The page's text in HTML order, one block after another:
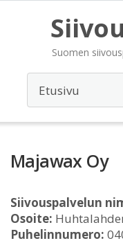
Suomen
Majawax Oy
Siivouspalvelun
Osoite:
Puhelinnumero: